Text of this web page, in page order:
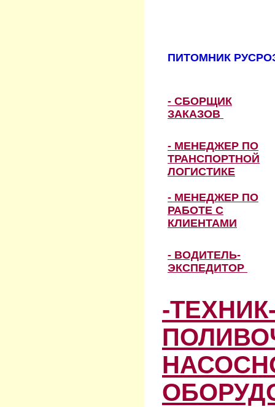
ПИТОМНИК
- СБОРЩИК
ЗАКАЗОВ
- МЕНЕДЖЕР ПО
ТРАНСПОРТНОЙ
ЛОГИСТИКЕ
- МЕНЕДЖЕР ПО
РАБОТЕ С
КЛИЕНТАМИ
- ВОДИТЕЛЬ-
ЭКСПЕДИТОР
-